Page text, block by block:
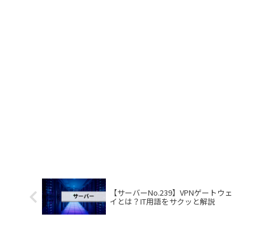
【サーバーNo.239】VPNゲートウェ
イとは？IT用語をサクッと解説